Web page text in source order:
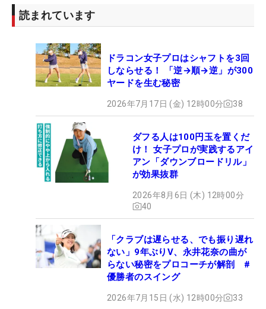
読まれています
ドラコン女子プロはシャフトを3回
しならせる！ 「逆→順→逆」が300
ヤードを生む秘密
2026年7月17日 (金) 12時00分 38
ダフる人は100円玉を置くだ
け！ 女子プロが実践するアイ
アン「ダウンブロードリル」
が効果抜群
2026年8月6日 (木) 12時00分
40
「クラブは遅らせる、でも振り遅れ
ない」9年ぶりV、永井花奈の曲が
らない秘密をプロコーチが解剖 #
優勝者のスイング
2026年7月15日 (水) 12時00分 33